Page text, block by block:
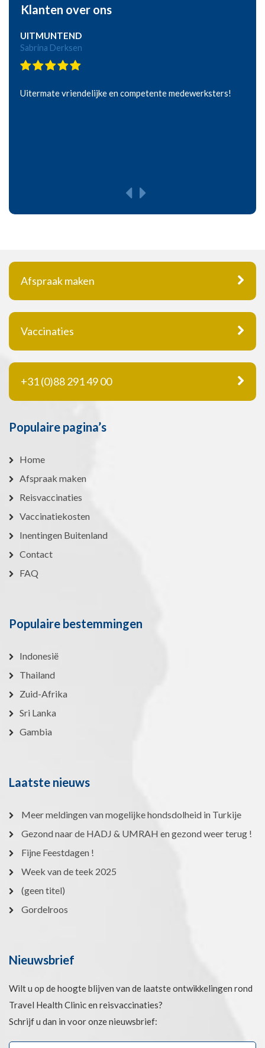
Klanten over ons
UITMUNTEND
Sabrina Derksen
Uitermate vriendelijke en competente medewerksters!
Afspraak maken
Vaccinaties
+31 (0)88 291 49 00
Populaire pagina’s
Home
Afspraak maken
Reisvaccinaties
Vaccinatiekosten
Inentingen Buitenland
Contact
FAQ
Populaire bestemmingen
Indonesië
Thailand
Zuid-Afrika
Sri Lanka
Gambia
Laatste nieuws
Meer meldingen van mogelijke hondsdolheid in Turkije
Gezond naar de HADJ & UMRAH en gezond weer terug !
Fijne Feestdagen !
Week van de teek 2025
(geen titel)
Gordelroos
Nieuwsbrief
Wilt u op de hoogte blijven van de laatste ontwikkelingen rond
Travel Health Clinic en reisvaccinaties?
Schrijf u dan in voor onze nieuwsbrief: